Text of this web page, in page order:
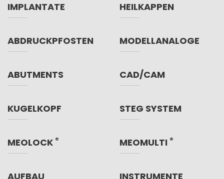
IMPLANTATE HEILKAPPEN
ABDRUCKPFOSTEN MODELLANALOGE
ABUTMENTS CAD/CAM
KUGELKOPF STEG SYSTEM
MEOLOCK ® MEOMULTI ®
AUFBAU
INSTRUMENTE